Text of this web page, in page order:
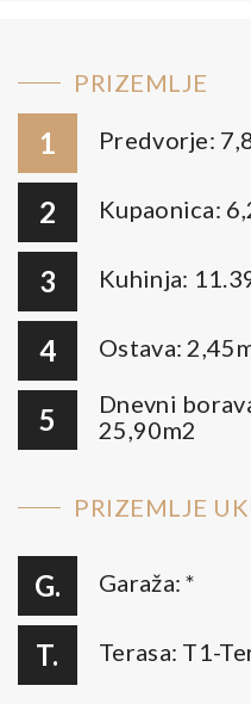
PRIZEMLJE
1 Predvorje:
2 Kupaonica:
3 Kuhinja:
4 Ostava:
5
Dnevni
25,90m2
PRIZEMLJE
G. Garaža: *
T. Terasa: T1-